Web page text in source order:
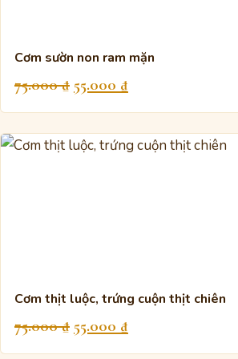
Cơm sườn non ram mặn
75.000₫ Giá
gốc
là:
55.000 ₫
hiện
tại
Cơm thịt luộc, trứng cuộn thịt chiên
75.000₫ Giá
gốc
55.000 ₫
hiện